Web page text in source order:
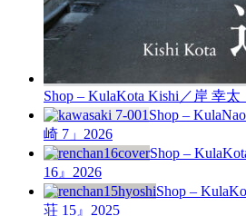
Shop – KulaKota Kishi／岸 幸太
Shop – Kula
崎 7」 2026
Shop – Kula
16』 2026
Shop – Kula
荘 15』 2025